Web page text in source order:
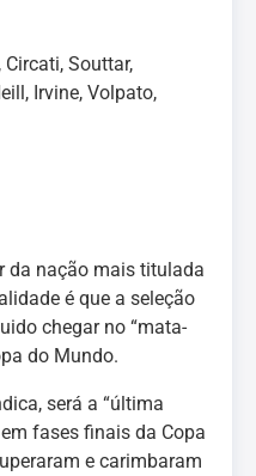
Circati, Souttar,
Irvine, Volpato,
da nação mais titulada
é que a seleção
chegar no “mata-
do Mundo.
será a “última
fases finais da Copa
e carimbaram